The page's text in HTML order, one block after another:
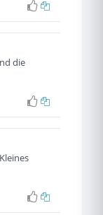
die